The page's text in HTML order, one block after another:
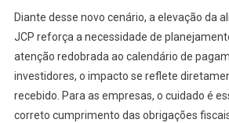
Diante desse novo cenário, a elevação da
JCP reforça a necessidade de
atenção redobrada ao calendário de
investidores, o impacto se reflete
recebido. Para as empresas, o cuidado é
correto cumprimento das obrigações